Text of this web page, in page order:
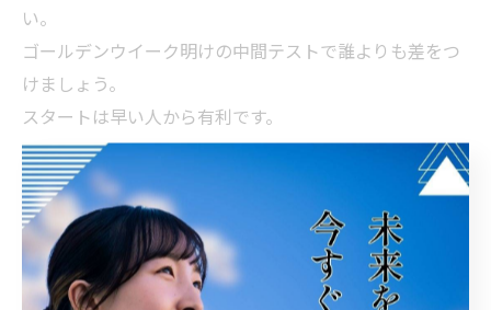
い。
ゴールデンウイーク明けの中間テストで誰よりも差をつ
けましょう。
スタートは早い人から有利です。
--------------------------------------------------------------------
--
考学理数塾
福井県坂井市春江町随応寺16-11